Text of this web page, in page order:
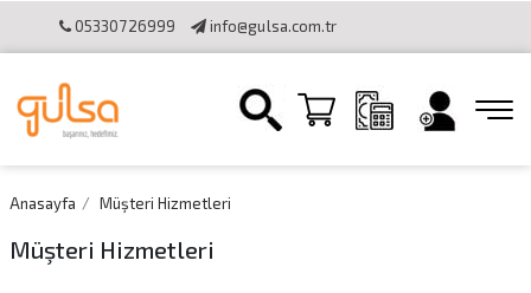
05330726999 info@gulsa.com.tr
Hizmetleri Online Tahsilat Kullanımı
Anasayfa Müşteri Hizmetleri
Müşteri Hizmetleri